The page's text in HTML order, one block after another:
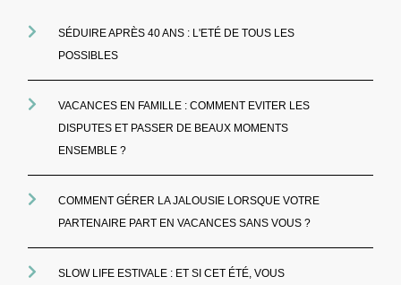
SÉDUIRE APRÈS 40 ANS : L'ETÉ DE TOUS LES
POSSIBLES
VACANCES EN FAMILLE : COMMENT EVITER LES
DISPUTES ET PASSER DE BEAUX MOMENTS
ENSEMBLE ?
COMMENT GÉRER LA JALOUSIE LORSQUE VOTRE
PARTENAIRE PART EN VACANCES SANS VOUS ?
SLOW LIFE ESTIVALE : ET SI CET ÉTÉ, VOUS